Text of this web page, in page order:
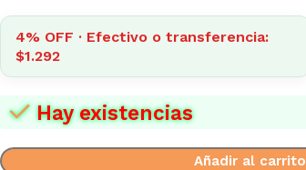
4% OFF · Efectivo o transferencia:
$1.292
Hay existencias
Añadir al carrito